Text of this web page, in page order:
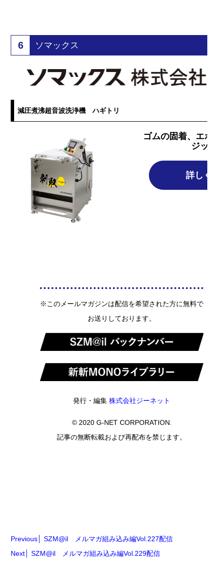
6 ソマックス
減圧煮沸超音波洗浄機 ハギトリ
ゴムの固着、エポ
ジッ
詳しく
※このメールマガジンは配信を希望された方に無料で
お送りしております。
発行・編集株式会社ジーネット
© 2020 G-NET CORPORATION.
記事の無断転載および再配布を禁じます。
Previous
SZM@il メルマガ組み込み編Vol.227配信
Next
SZM@il メルマガ組み込み編Vol.229配信